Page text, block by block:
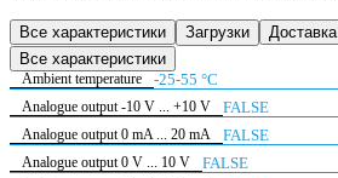
Все характеристики Загрузки
Доставка
Все характеристики
Ambient temperature -25-55 °C
Analogue output -10 V ... +10 V FALSE
Analogue output 0 mA ... 20 mA FALSE
Analogue output 0 V ... 10 V FALSE